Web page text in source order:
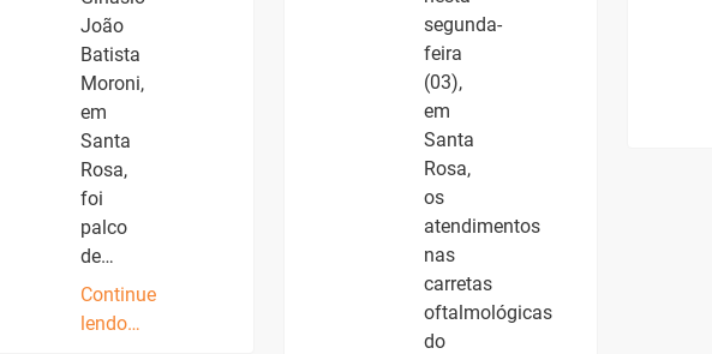
João
Batista
Moroni,
em
Santa
Rosa,
foi
palco
de…
Continue
lendo…
segunda-
feira
(03),
em
Santa
Rosa,
os
atendimentos
nas
carretas
oftalmológicas
do